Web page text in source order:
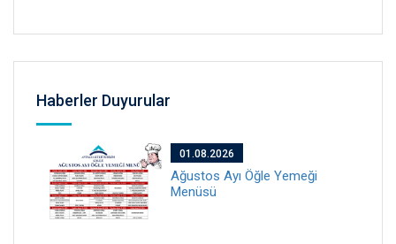
Haberler Duyurular
01.08.2026
Ağustos Ayı Öğle Yemeği
Menüsü